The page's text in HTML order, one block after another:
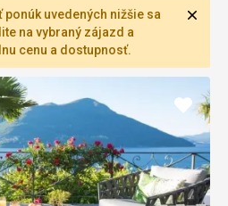
ponúk uvedených nižšie sa
na vybraný zájazd a
cenu a dostupnosť.
Pridať
do